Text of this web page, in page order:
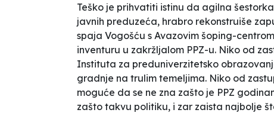
Teško je prihvatiti istinu da agilna
javnih preduzeća, hrabro rekonstruiše
spaja Vogošću s Avazovim šoping-
inventuru u zakržljalom PPZ-u. Niko od
Instituta za preduniverzitetsko
gradnje na trulim temeljima. Niko od
moguće da se ne zna zašto je PPZ
zašto takvu politiku, i zar zaista najbolje